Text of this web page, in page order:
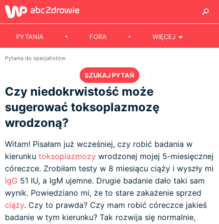
PYTANIA FORA WIĘCEJ
Pytania do specjalistów
SZUKAJ PYTAŃ
Czy niedokrwistość może
sugerować toksoplazmozę
wrodzoną?
Witam! Pisałam już wcześniej, czy robić badania w
kierunku toksoplazmozy wrodzonej mojej 5-miesięcznej
córeczce. Zrobiłam testy w 8 miesiącu ciąży i wyszły mi
IgG 51 IU, a IgM ujemne. Drugie badanie dało taki sam
wynik. Powiedziano mi, że to stare zakażenie sprzed
ciąży. Czy to prawda? Czy mam robić córeczce jakieś
badanie w tym kierunku? Tak rozwija się normalnie,